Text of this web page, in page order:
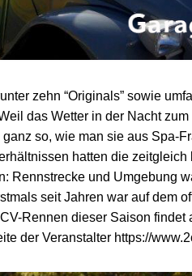
zehn “Originals” sowie
das Wetter in der Nacht zum
so, wie man sie aus Spa-
hatten die zeitgleich
Rennstrecke und Umgebung
seit Jahren war auf dem
Rennen dieser Saison findet
der Veranstalter https://